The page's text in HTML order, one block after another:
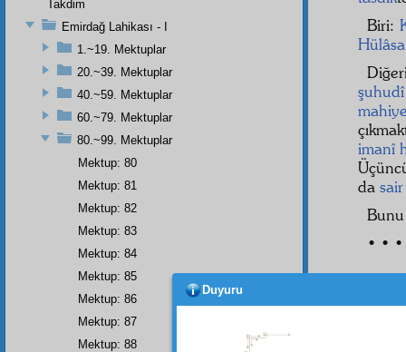
Biri:
Hülâsa
şuhudî
imanî
da sair
• • •
Takdim
Emirdağ Lahikası - I
1.~19. Mektuplar
20.~39. Mektuplar
40.~59. Mektuplar
60.~79. Mektuplar
80.~99. Mektuplar
Mektup: 80
Mektup: 81
Mektup: 82
Mektup: 83
Mektup: 84
Mektup: 85
Mektup: 86
Mektup: 87
Mektup: 88
Duyuru